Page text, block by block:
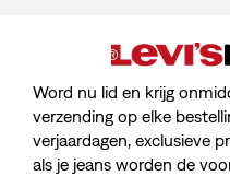
Word nu lid en krijg
verzending op elke
verjaardagen, exclusieve
als je jeans worden de